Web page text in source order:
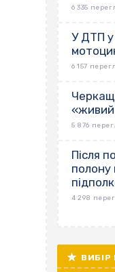
6 335
У ДТП у
6 157
5 876
Після
полону
4 298
ВИБІР